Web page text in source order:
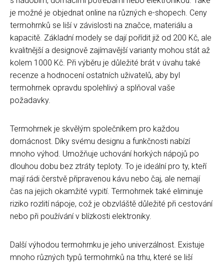
je možné je objednat online na různých e-shopech. Ceny
termohrnků se liší v závislosti na značce, materiálu a
kapacitě. Základní modely se dají pořídit již od 200 Kč, ale
kvalitnější a designově zajímavější varianty mohou stát až
kolem 1000 Kč. Při výběru je důležité brát v úvahu také
recenze a hodnocení ostatních uživatelů, aby byl
termohrnek opravdu spolehlivý a splňoval vaše
požadavky.
Termohrnek je skvělým společníkem pro každou
domácnost. Díky svému designu a funkčnosti nabízí
mnoho výhod. Umožňuje uchování horkých nápojů po
dlouhou dobu bez ztráty teploty. To je ideální pro ty, kteří
mají rádi čerstvě připravenou kávu nebo čaj, ale nemají
čas na jejich okamžité vypití. Termohrnek také eliminuje
riziko rozlití nápoje, což je obzvláště důležité při cestování
nebo při používání v blízkosti elektroniky.
Další výhodou termohrnku je jeho univerzálnost. Existuje
mnoho různých typů termohrnků na trhu, které se liší